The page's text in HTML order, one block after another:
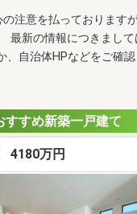
注意を払っております
最新の情報につきまし
、自治体HPなどをご確認
すすめ新築一戸建て
4180万円